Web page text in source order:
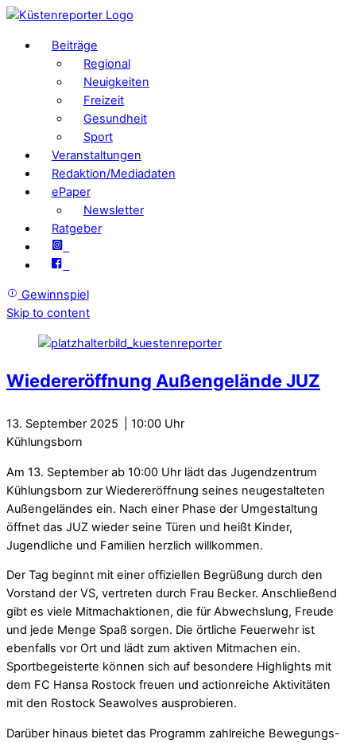
Beiträge
Regional
Neuigkeiten
Freizeit
Gesundheit
Sport
Veranstaltungen
Redaktion/Mediadaten
ePaper
Newsletter
Ratgeber
Gewinnspiel
Skip to content
Wiedereröffnung Außengelände JUZ
13. September 2025
10:00
Kühlungsborn
Am 13. September ab 10:00 Uhr lädt das Jugendzentrum
Kühlungsborn zur Wiedereröffnung seines neugestalteten
Außengeländes ein. Nach einer Phase der Umgestaltung
öffnet das JUZ wieder seine Türen und heißt Kinder,
Jugendliche und Familien herzlich willkommen.
Der Tag beginnt mit einer offiziellen Begrüßung durch den
Vorstand der VS, vertreten durch Frau Becker. Anschließend
gibt es viele Mitmachaktionen, die für Abwechslung, Freude
und jede Menge Spaß sorgen. Die örtliche Feuerwehr ist
ebenfalls vor Ort und lädt zum aktiven Mitmachen ein.
Sportbegeisterte können sich auf besondere Highlights mit
dem FC Hansa Rostock freuen und actionreiche Aktivitäten
mit den Rostock Seawolves ausprobieren.
Darüber hinaus bietet das Programm zahlreiche Bewegungs-